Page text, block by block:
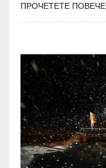
ПРОЧЕТЕТЕ ПОВЕЧЕ